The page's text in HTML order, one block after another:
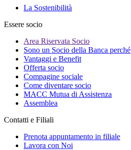
La Sostenibilità
Essere socio
Area Riservata Socio
Sono un Socio della Banca perché
Vantaggi e Benefit
Offerta socio
Compagine sociale
Come diventare socio
MACC Mutua di Assistenza
Assemblea
Contatti e Filiali
Prenota appuntamento in filiale
Lavora con Noi